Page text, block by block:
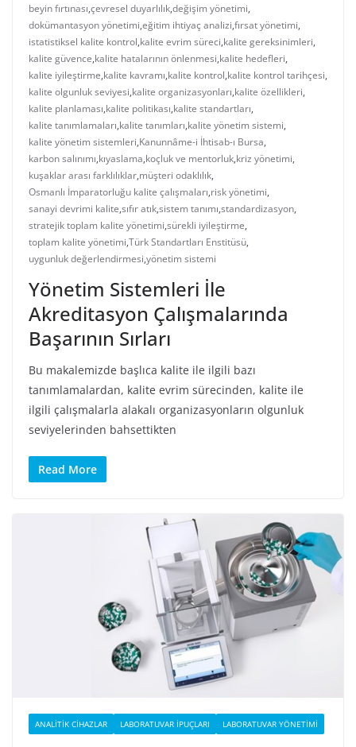
beyin fırtınası,çevresel duyarlılık,değişim yönetimi,
dokümantasyon yönetimi,eğitim ihtiyaç analizi,fırsat yönetimi,
istatistiksel kalite kontrol,kalite evrim süreci,kalite gereksinimleri,
kalite güvence,kalite hatalarının önlenmesi,kalite hedefleri,
kalite iyileştirme,kalite kavramı,kalite kontrol,kalite kontrol tarihçesi,
kalite olgunluk seviyesi,kalite organizasyonları,kalite özellikleri,
kalite planlaması,kalite politikası,kalite standartları,
kalite tanımlamaları,kalite tanımları,kalite yönetim sistemi,
kalite yönetim sistemleri,Kanunnâme-i İhtisab-ı Bursa,
karbon salınımı,kıyaslama,koçluk ve mentorluk,kriz yönetimi,
kuşaklar arası farklılıklar,müşteri odaklılık,
Osmanlı İmparatorluğu kalite çalışmaları,risk yönetimi,
sanayi devrimi kalite,sıfır atık,sistem tanımı,standardizasyon,
stratejik toplam kalite yönetimi,sürekli iyileştirme,
toplam kalite yönetimi,Türk Standartları Enstitüsü,
uygunluk değerlendirmesi,yönetim sistemi
Yönetim Sistemleri İle
Akreditasyon Çalışmalarında
Başarının Sırları
Bu makalemizde başlıca kalite ile ilgili bazı
tanımlamalardan, kalite evrim sürecinden, kalite ile
ilgili çalışmalarla alakalı organizasyonların olgunluk
seviyelerinden bahsettikten
Read More
ANALITIK CIHAZLAR LABORATUVAR İPUÇLARI LABORATUVAR YÖNETIMI